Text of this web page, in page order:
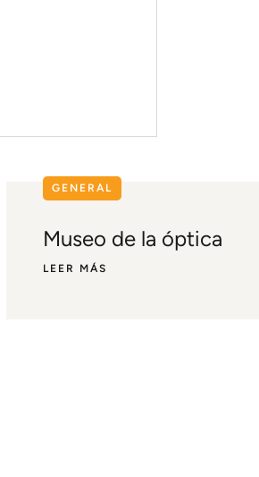
GENERAL
Museo de la óptica
LEER MÁS